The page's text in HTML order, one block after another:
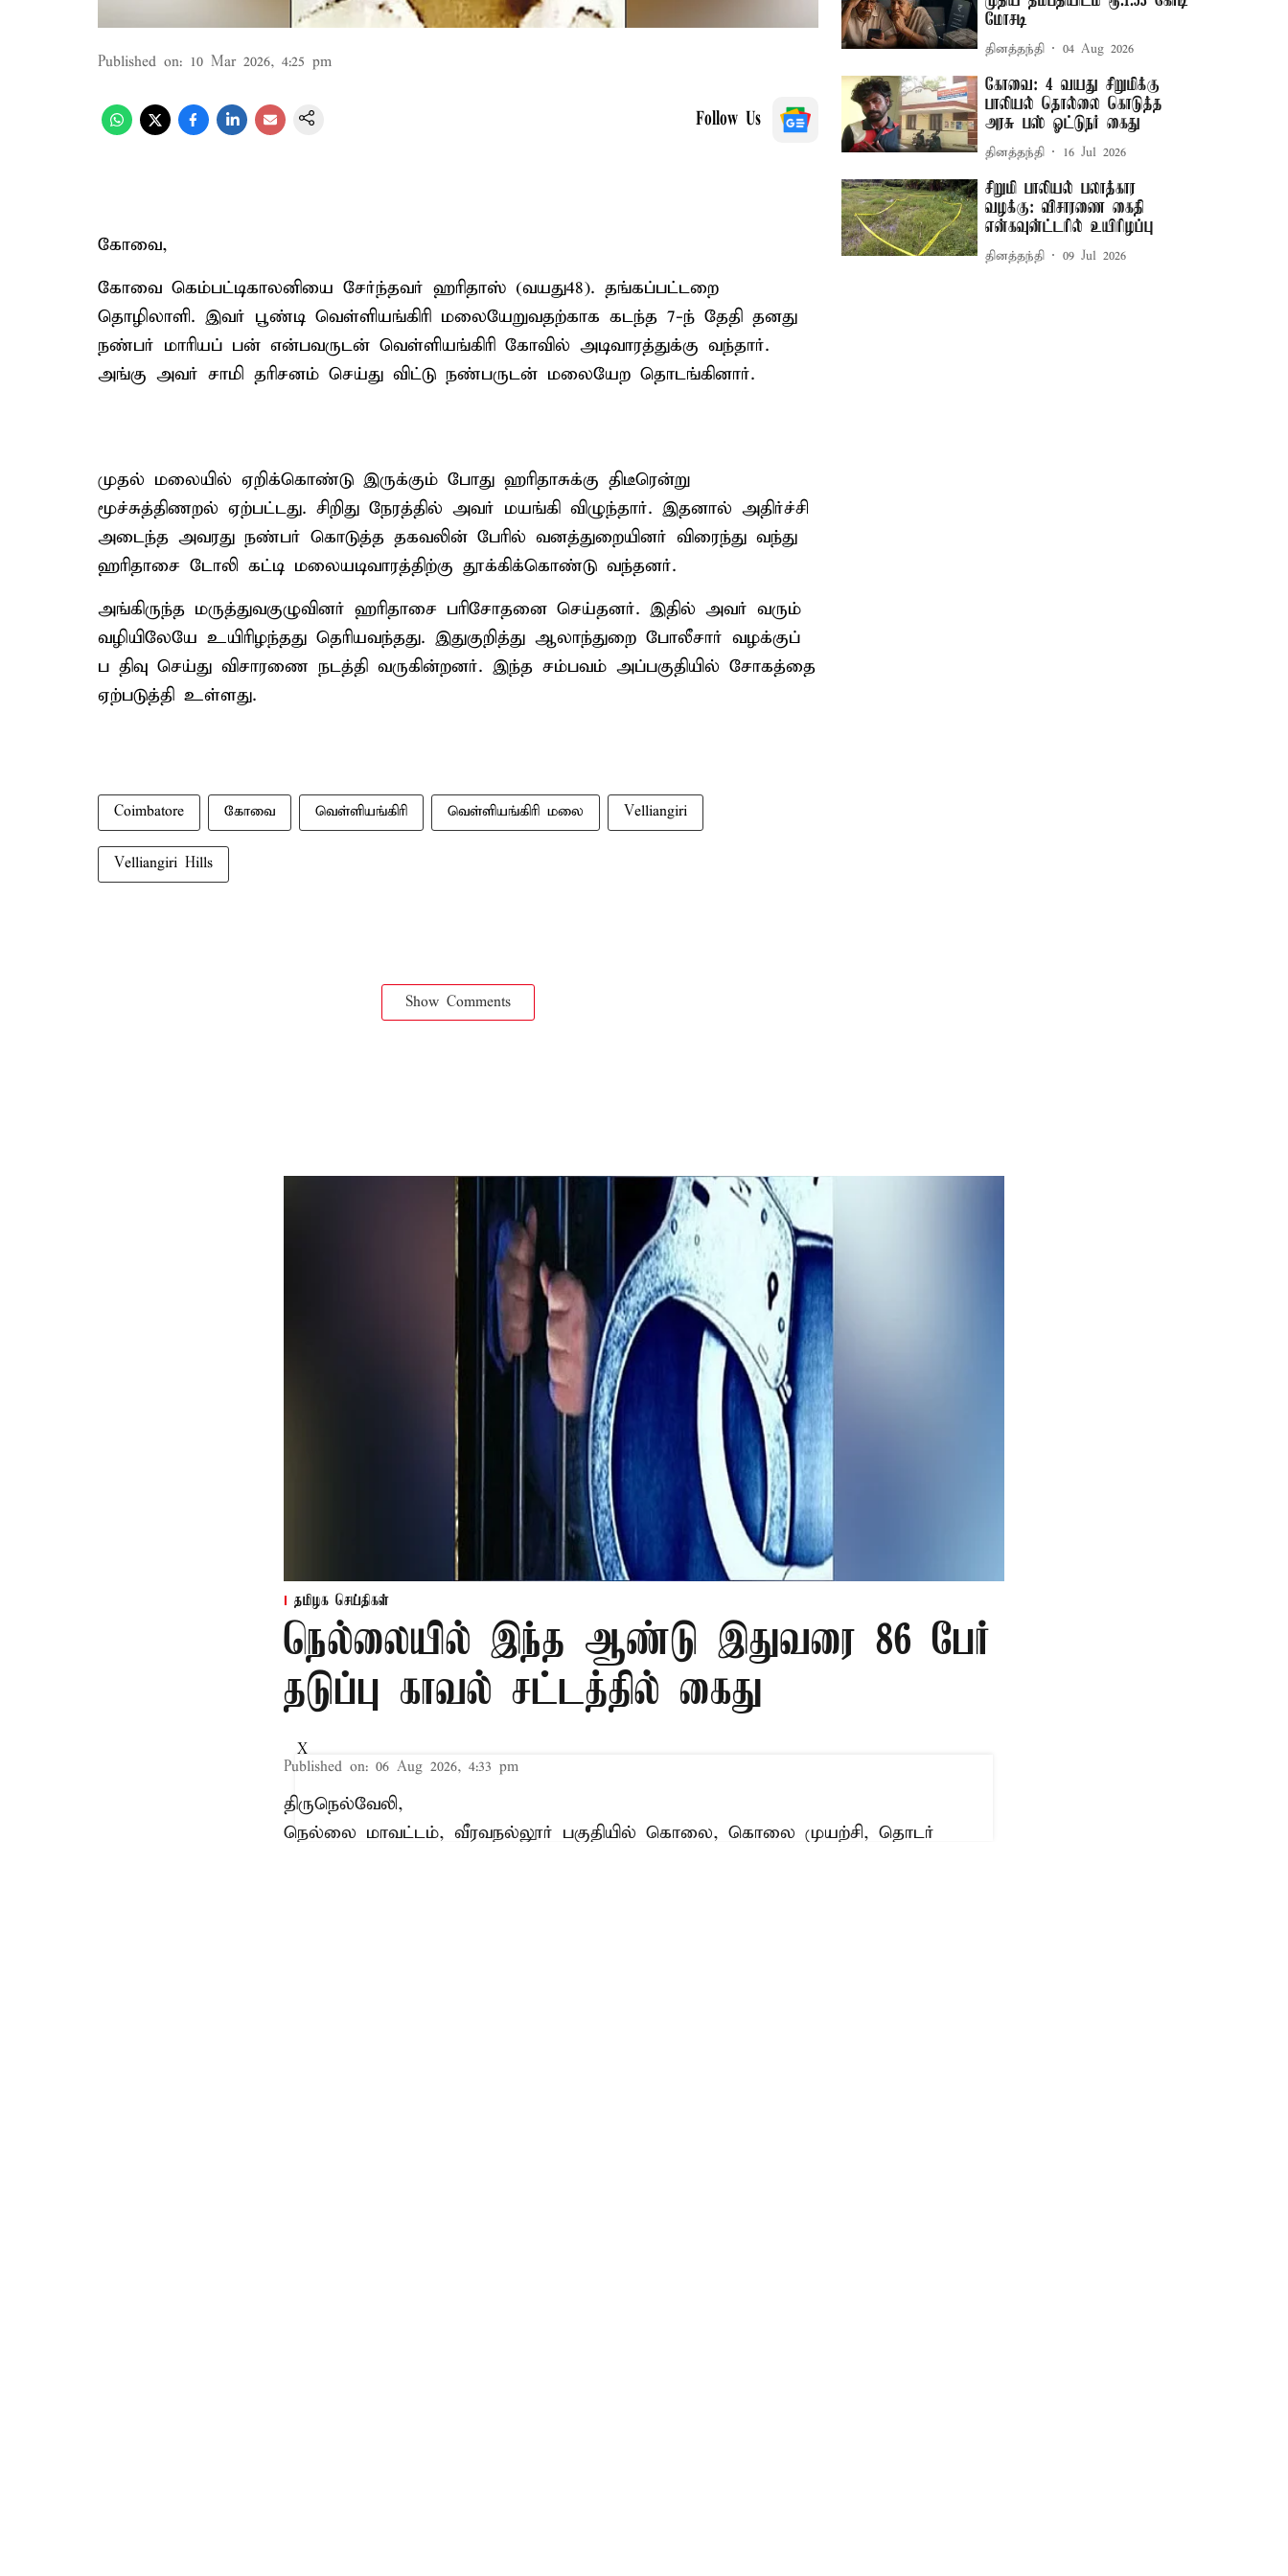
Published on: 10 Mar 2026, 4:25 pm
Follow Us
கோவை,
கோவை கெம்பட்டிகாலனியை சேர்ந்தவர் ஹரிதாஸ் (வயது48). தங்கப்பட்டறை
தொழிலாளி. இவர் பூண்டி வெள்ளியங்கிரி மலையேறுவதற்காக கடந்த 7-ந் தேதி தனது
நண்பர் மாரியப் பன் என்பவருடன் வெள்ளியங்கிரி கோவில் அடிவாரத்துக்கு வந்தார்.
அங்கு அவர் சாமி தரிசனம் செய்து விட்டு நண்பருடன் மலையேற தொடங்கினார்.
முதல் மலையில் ஏறிக்கொண்டு இருக்கும் போது ஹரிதாசுக்கு திடீரென்று
மூச்சுத்திணறல் ஏற்பட்டது. சிறிது நேரத்தில் அவர் மயங்கி விழுந்தார். இதனால் அதிர்ச்சி
அடைந்த அவரது நண்பர் கொடுத்த தகவலின் பேரில் வனத்துறையினர் விரைந்து வந்து
ஹரிதாசை டோலி கட்டி மலையடிவாரத்திற்கு தூக்கிக்கொண்டு வந்தனர்.
அங்கிருந்த மருத்துவகுழுவினர் ஹரிதாசை பரிசோதனை செய்தனர். இதில் அவர் வரும்
வழியிலேயே உயிரிழந்தது தெரியவந்தது. இதுகுறித்து ஆலாந்துறை போலீசார் வழக்குப்
ப திவு செய்து விசாரணை நடத்தி வருகின்றனர். இந்த சம்பவம் அப்பகுதியில் சோகத்தை
ஏற்படுத்தி உள்ளது.
Coimbatore கோவை வெள்ளியங்கிரி வெள்ளியங்கிரி மலை Velliangiri
Velliangiri Hills
Show Comments
மோசடி
தினத்தந்தி 04 Aug 2026
கோவை: 4 வயது சிறுமிக்கு
பாலியல் தொல்லை கொடுத்த
அரசு பஸ் ஓட்டுநர் கைது
தினத்தந்தி 16 Jul 2026
சிறுமி பாலியல் பலாத்கார
வழக்கு: விசாரணை கைதி
என்கவுன்ட்டரில் உயிரிழப்பு
தினத்தந்தி 09 Jul 2026
தமிழக செய்திகள்
நெல்லையில் இந்த ஆண்டு இதுவரை 86 பேர்
தடுப்பு காவல் சட்டத்தில் கைது
Published on: 06 Aug 2026, 4:33 pm
திருநெல்வேலி,
நெல்லை மாவட்டம், வீரவநல்லூர் பகுதியில் கொலை, கொலை முயற்சி, தொடர்
X